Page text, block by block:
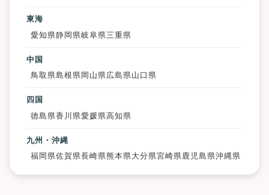
東海
愛知県静岡県岐阜県 三重県
中国
鳥取県島根県 岡山県広島県山口県
四国
徳島県香川県愛媛県高知県
九州・沖縄
福岡県佐賀県長崎県熊本県大分県宮崎県鹿児島県沖縄県